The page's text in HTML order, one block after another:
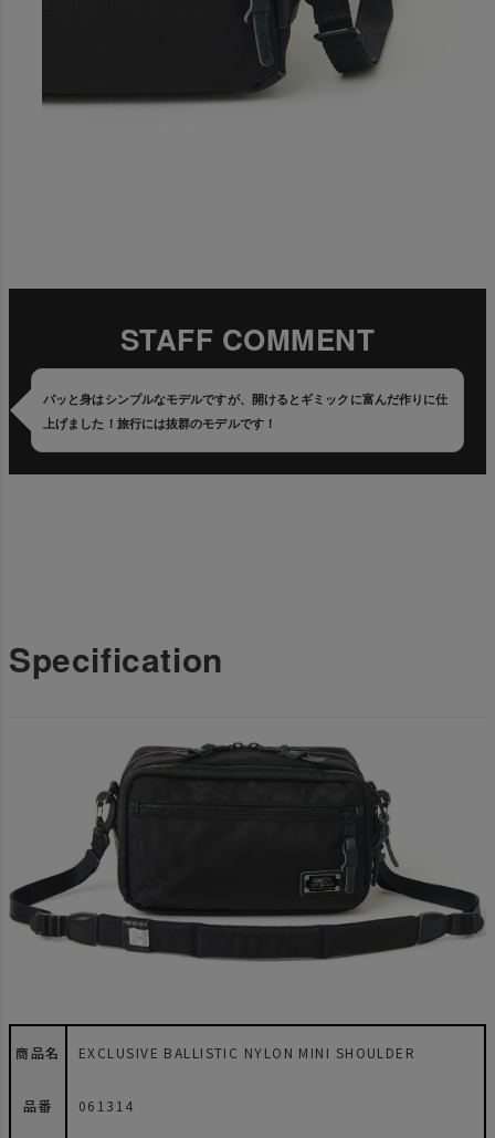
STAFF COMMENT
パッと身はシンプルなモデルですが、開けるとギミックに富んだ作りに仕
上げました！旅行には抜群のモデルです！
Specification
商品名 EXCLUSIVE BALLISTIC NYLON MINI SHOULDER
品番 061314